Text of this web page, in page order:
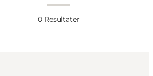
0 Resultater